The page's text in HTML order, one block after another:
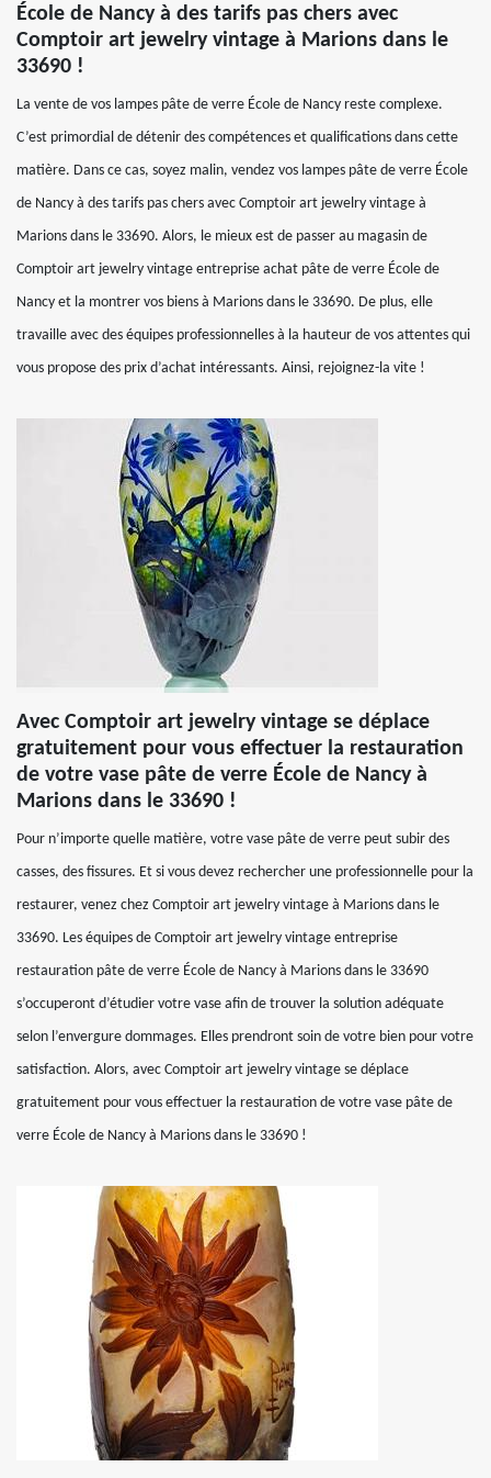
École de Nancy à des tarifs pas chers avec
Comptoir art jewelry vintage à Marions dans le
33690 !
La vente de vos lampes pâte de verre École de Nancy reste complexe.
C’est primordial de détenir des compétences et qualifications dans cette
matière. Dans ce cas, soyez malin, vendez vos lampes pâte de verre École
de Nancy à des tarifs pas chers avec Comptoir art jewelry vintage à
Marions dans le 33690. Alors, le mieux est de passer au magasin de
Comptoir art jewelry vintage entreprise achat pâte de verre École de
Nancy et la montrer vos biens à Marions dans le 33690. De plus, elle
travaille avec des équipes professionnelles à la hauteur de vos attentes qui
vous propose des prix d’achat intéressants. Ainsi, rejoignez-la vite !
Avec Comptoir art jewelry vintage se déplace
gratuitement pour vous effectuer la restauration
de votre vase pâte de verre École de Nancy à
Marions dans le 33690 !
Pour n’importe quelle matière, votre vase pâte de verre peut subir des
casses, des fissures. Et si vous devez rechercher une professionnelle pour la
restaurer, venez chez Comptoir art jewelry vintage à Marions dans le
33690. Les équipes de Comptoir art jewelry vintage entreprise
restauration pâte de verre École de Nancy à Marions dans le 33690
s’occuperont d’étudier votre vase afin de trouver la solution adéquate
selon l’envergure dommages. Elles prendront soin de votre bien pour votre
satisfaction. Alors, avec Comptoir art jewelry vintage se déplace
gratuitement pour vous effectuer la restauration de votre vase pâte de
verre École de Nancy à Marions dans le 33690 !